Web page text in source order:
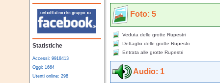
Statistiche
Accessi: 9918413
Oggi: 1664
Utenti online: 298
Foto: 5
Veduta delle grotte Rupestri
Dettaglio delle grotte Rupestri
Entrata alle grotte Rupestri
Audio: 1